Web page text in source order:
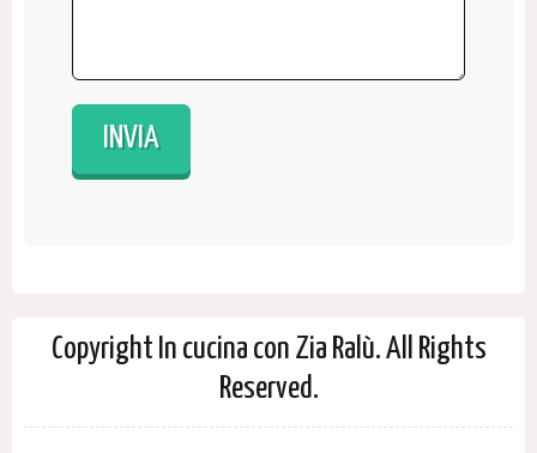
Copyright In cucina con Zia Ralù. All Rights
Reserved.